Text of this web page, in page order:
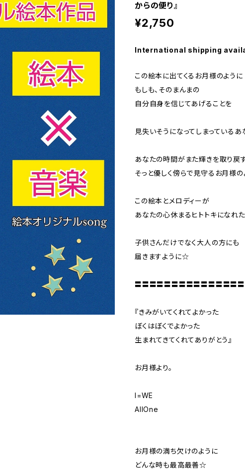
からの便り』
¥2,750
International shipping
この絵本に出てくるお月様のように
もしも、そのまんまの
自分自身を信じてあげることを
見失いそうになってしまっているあ
あなたの時間がまた輝きを取り戻
そっと優しく傍らで見守るお月様の
この絵本とメロディーが
あなたの心休まるヒトトキになれた
子供さんだけでなく大人の方にも
届きますように☆
〓〓〓〓〓〓〓〓〓〓〓〓〓〓
『きみがいてくれてよかった
ぼくはぼくでよかった
生まれてきてくれてありがとう』
お月様より。
I=WE
AllOne
お月様の満ち欠けのように
どんな時も最高最善☆